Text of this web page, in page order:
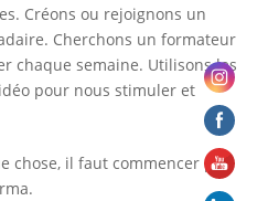
Créons ou rejoignons un
Cherchons un formateur
chaque semaine. Utilisons les
pour nous stimuler et
chose, il faut commencer par